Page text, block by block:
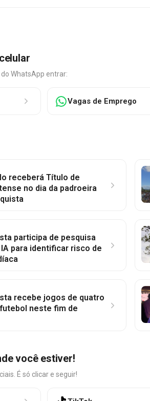
WhatsApp entrar:
Vagas de Emprego
receberá Título de
no dia da padroeira
participa de pesquisa
para identificar risco de
recebe jogos de quatro
neste fim de
você estiver!
É só clicar e seguir!